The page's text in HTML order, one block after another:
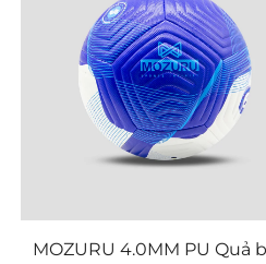
MOZURU 4.0MM PU Quả